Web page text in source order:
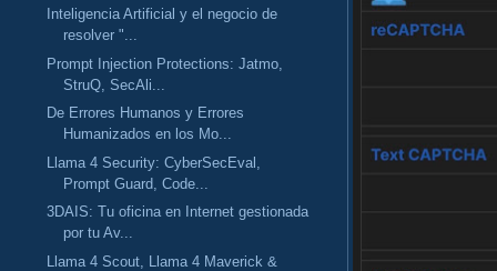
Inteligencia Artificial y el negocio de
resolver "...
Prompt Injection Protections: Jatmo,
StruQ, SecAli...
De Errores Humanos y Errores
Humanizados en los Mo...
Llama 4 Security: CyberSecEval,
Prompt Guard, Code...
3DAIS: Tu oficina en Internet gestionada
por tu Av...
Llama 4 Scout, Llama 4 Maverick &